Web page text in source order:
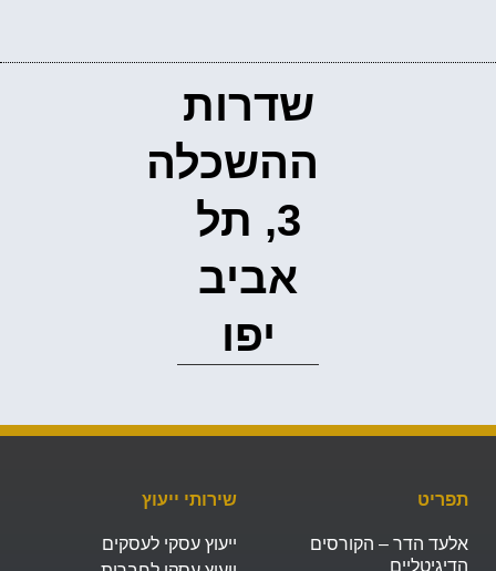
שדרות
ההשכלה
3, תל
אביב
יפו‭
תפריט
אלעד הדר – הקורסים
הדיגיטליים
שירותי ייעוץ
ייעוץ עסקי לעסקים